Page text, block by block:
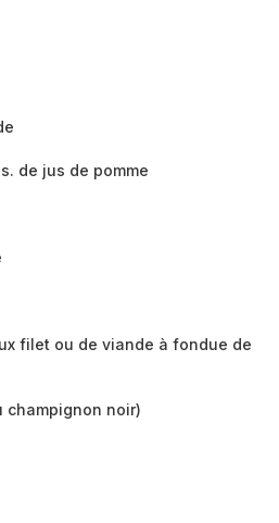
de jus de pomme
filet ou de viande à fondue de
champignon noir)